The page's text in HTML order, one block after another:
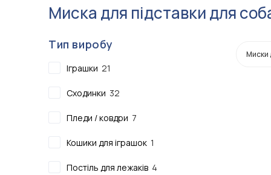
Для сну та відпочинку
Аксесуари
Для прогулянок та подорожей
Для догляду
Для дому та гігієни
Сертифікати
Для сну та відпочинку
Аксесуари
Для догляду
Кігтеточки для котів
Для дому та гігієни
Для прогулянок та подорожей
Сертифікати
Миска для підставки для
Тип виробу
Іграшки 21
Сходинки 32
Пледи / ковдри 7
Кошики для іграшок 1
Постіль для лежаків 4
Миски